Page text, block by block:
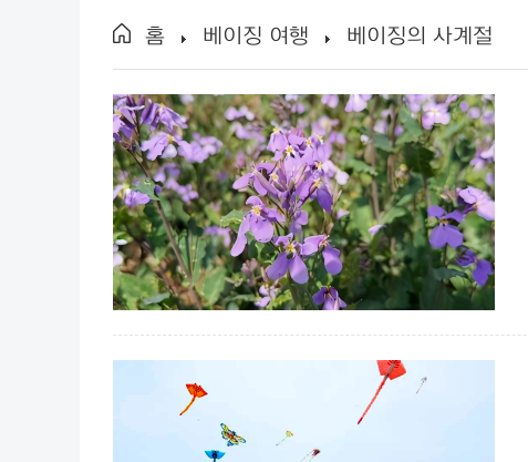
홈 베이징 여행 베이징의 사계절